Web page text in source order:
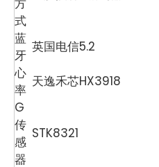
方
式
蓝
牙
英国电信5.2
心
率
天逸禾芯HX3918
G
传
感
器
STK8321